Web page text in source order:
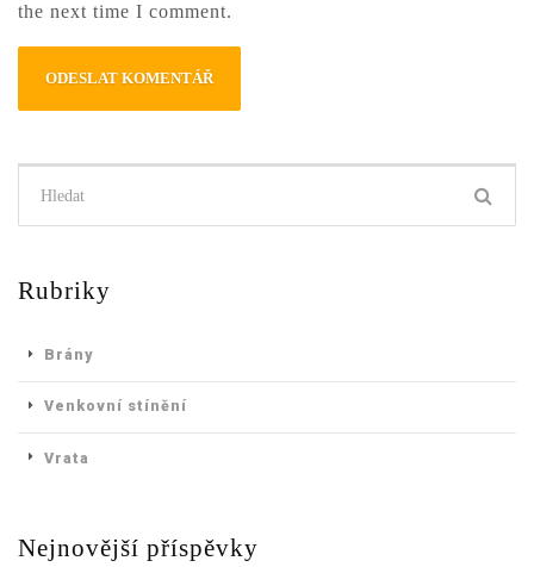
the next time I comment.
Rubriky
Brány
Venkovní stínění
Vrata
Nejnovější příspěvky